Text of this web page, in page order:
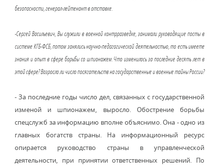
безопасности, генерал-лейтенант в отставке.
-Сергей Васильевич, Вы служили в военной контрразведке, занимали руководящие посты в
системе КГБ-ФСБ, потом занялись научно-педагогической деятельностью, то есть имеете
знания и опыт в сфере борьбы со шпионажем. Что изменилось за последние десять лет в
этой сфере? Возросло ли число посягательств на государственные и военные тайны России?
- За последние годы число дел, связанных с государственной
изменой и шпионажем, выросло. Обострение борьбы
спецслужб за информацию вполне объяснимо. Она - одно из
главных богатств страны. На информационный ресурс
опирается руководство страны в управленческой
деятельности, при принятии ответственных решений. По